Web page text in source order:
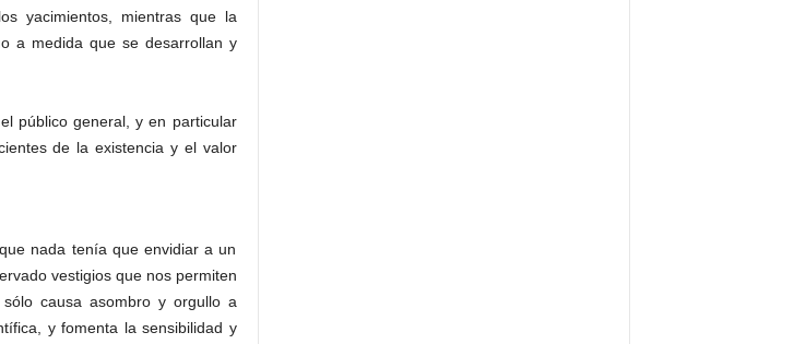
yacimientos, mientras que la
a medida que se desarrollan y
público general, y en particular
de la existencia y el valor
nada tenía que envidiar a un
vestigios que nos permiten
causa asombro y orgullo a
y fomenta la sensibilidad y